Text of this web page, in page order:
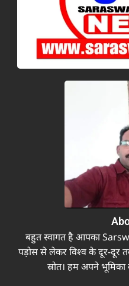
बहुत स्वागत है आपका
पड़ोस से लेकर विश्व के दूर-दूर
स्रोत। हम अपने